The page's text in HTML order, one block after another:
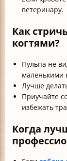
ветеринару.
Как
когтями?
Пульпа не
маленькими
Лучше
Приучайте
избежать
Когда